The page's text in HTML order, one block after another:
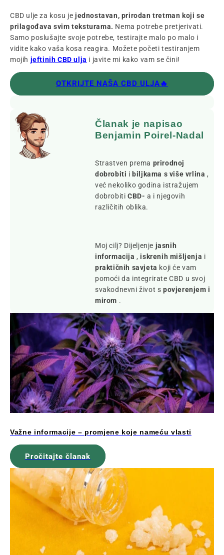
CBD ulje za kosu je jednostavan, prirodan tretman koji se
prilagođava svim teksturama. Nema potrebe pretjerivati.
Samo poslušajte svoje potrebe, testirajte malo po malo i
vidite kako vaša kosa reagira. Možete početi testiranjem
mojih jeftinih CBD ulja i javite mi kako vam se čini!
OTKRIJTE NAŠA CBD ULJA🔥
Članak je napisao
Benjamin Poirel-Nadal
Strastven prema prirodnoj
dobrobiti i biljkama s više vrlina ,
već nekoliko godina istražujem
dobrobiti CBD- a i njegovih
različitih oblika.
Moj cilj? Dijeljenje jasnih
informacija ,iskrenih mišljenja i
praktičnih savjeta koji će vam
pomoći da integrirate CBD u svoj
svakodnevni život s povjerenjem i
mirom .
Važne informacije – promjene koje nameću vlasti
Pročitajte članak